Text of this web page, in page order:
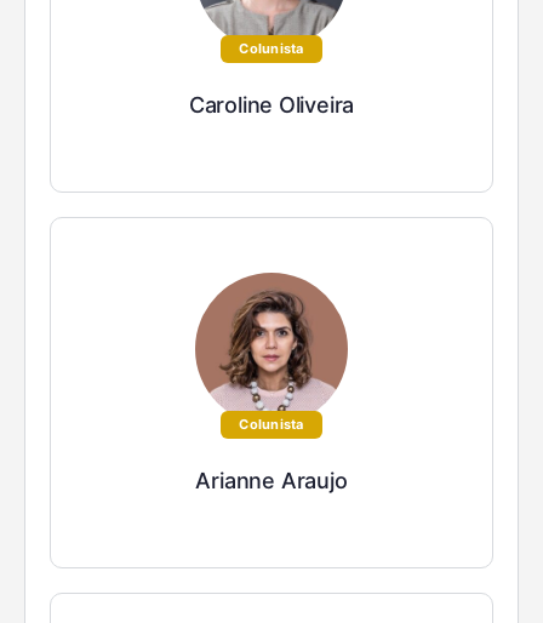
Colunista
Caroline Oliveira
Colunista
Arianne Araujo